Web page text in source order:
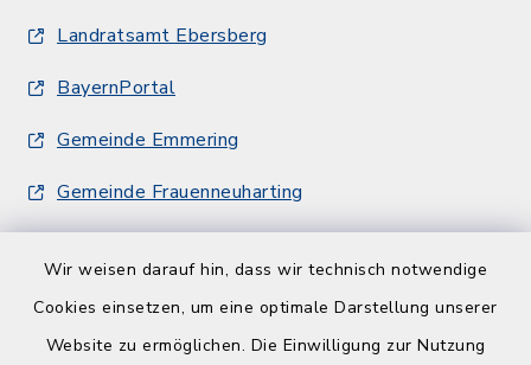
Wir weisen darauf hin, dass wir technisch notwendige
Cookies einsetzen, um eine optimale Darstellung unserer
Website zu ermöglichen. Die Einwilligung zur Nutzung
Landratsamt Ebersberg
BayernPortal
Gemeinde Emmering
Gemeinde Frauenneuharting